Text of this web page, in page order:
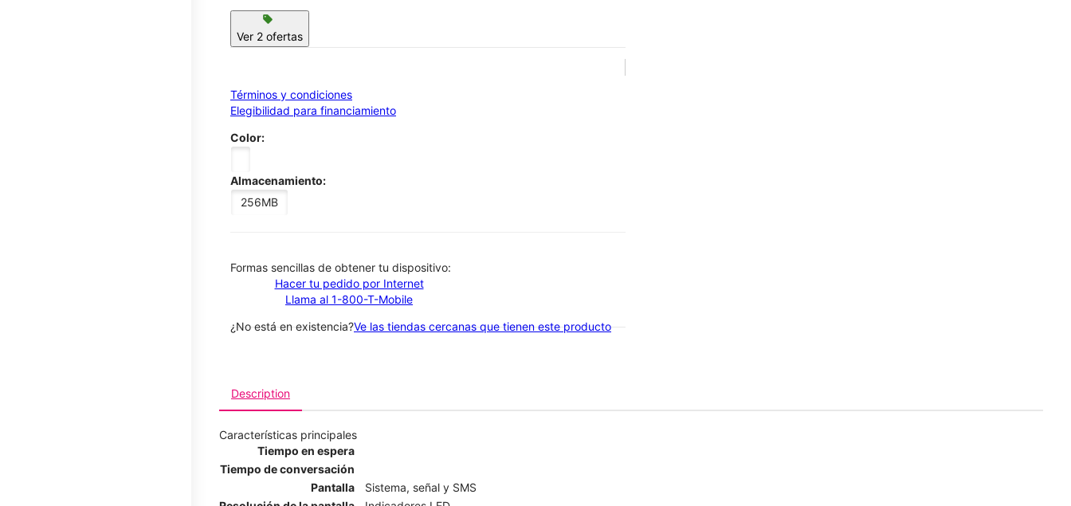
sell
Ver 2 ofertas
Términos y condiciones
Elegibilidad para financiamiento
Color:
Almacenamiento:
256MB
​​​​​​​Formas sencillas de obtener tu dispositivo:
Hacer tu pedido por Internet
Llama al 1-800-T-Mobile
¿No está en existencia?Ve las tiendas cercanas que tienen este producto
Description
Características principales
Tiempo en espera
Tiempo de conversación
Pantalla
Sistema, señal y SMS